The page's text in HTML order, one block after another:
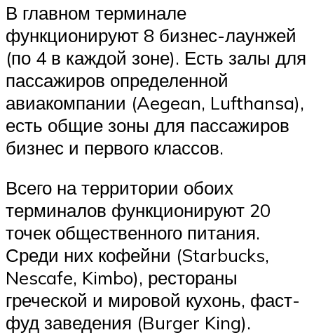
В главном терминале
функционируют 8 бизнес-лаунжей
(по 4 в каждой зоне). Есть залы для
пассажиров определенной
авиакомпании (Aegean, Lufthansa),
есть общие зоны для пассажиров
бизнес и первого классов.
Всего на территории обоих
терминалов функционируют 20
точек общественного питания.
Среди них кофейни (Starbucks,
Nescafe, Kimbo), рестораны
греческой и мировой кухонь, фаст-
фуд заведения (Burger King).